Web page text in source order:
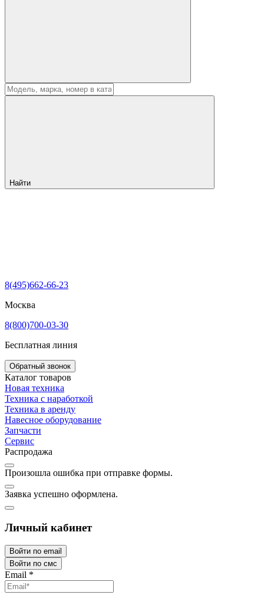
Найти
8(495)662-66-23
Москва
8(800)700-03-30
Бесплатная линия
Обратный звонок
Каталог товаров
Новая техника
Техника с наработкой
Техника в аренду
Навесное оборудование
Запчасти
Сервис
Распродажа
Произошла ошибка при отправке формы.
Заявка успешно оформлена.
Личный кабинет
Войти по email
Войти по смс
Email *